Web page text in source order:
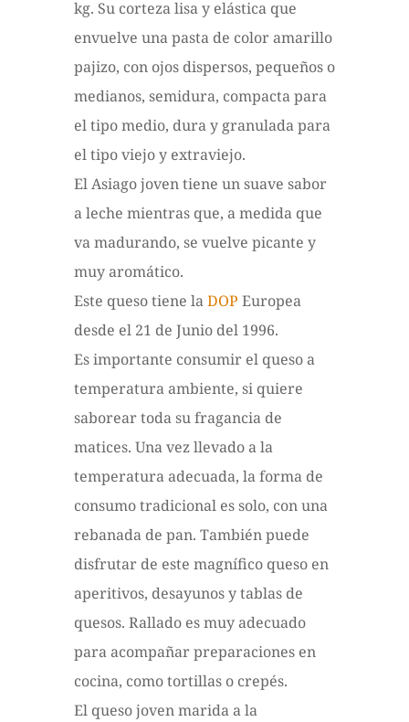
kg. Su corteza lisa y elástica que
envuelve una pasta de color amarillo
pajizo, con ojos dispersos, pequeños o
medianos, semidura, compacta para
el tipo medio, dura y granulada para
el tipo viejo y extraviejo.
El Asiago joven tiene un suave sabor
a leche mientras que, a medida que
va madurando, se vuelve picante y
muy aromático.
Este queso tiene laDOP Europea
desde el 21 de Junio del 1996.
Es importante consumir el queso a
temperatura ambiente, si quiere
saborear toda su fragancia de
matices. Una vez llevado a la
temperatura adecuada, la forma de
consumo tradicional es solo, con una
rebanada de pan. También puede
disfrutar de este magnífico queso en
aperitivos, desayunos y tablas de
quesos. Rallado es muy adecuado
para acompañar preparaciones en
cocina, como tortillas o crepés.
El queso joven marida a la